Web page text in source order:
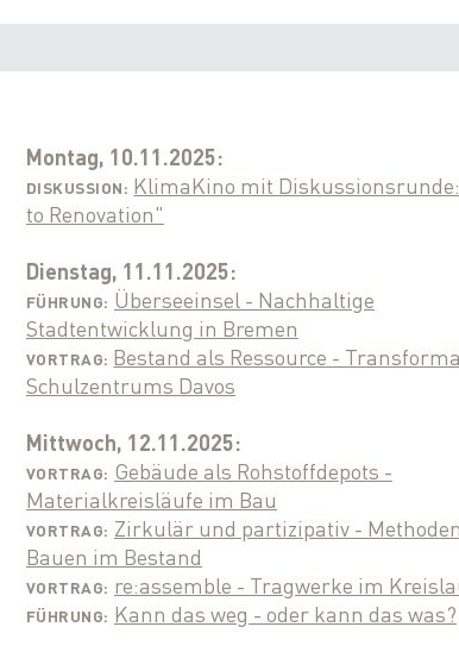
Montag, 10.11.2025:
DISKUSSION: KlimaKino mit
to Renovation"
Dienstag, 11.11.2025:
FÜHRUNG: Überseeinsel - Nachhaltige
Stadtentwicklung in Bremen
VORTRAG: Bestand als Ressource -
Schulzentrums Davos
Mittwoch, 12.11.2025:
VORTRAG: Gebäude als Rohstoffdepots -
Materialkreisläufe im Bau
VORTRAG: Zirkulär und partizipativ -
Bauen im Bestand
VORTRAG: re:assemble - Tragwerke im
FÜHRUNG: Kann das weg - oder kann das was?